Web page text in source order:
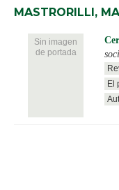
MASTRORILLI,
Sin imagen
de portada
El